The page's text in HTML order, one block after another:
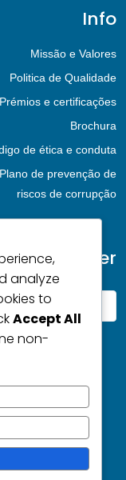
Info
Missão e Valores
Politica de Qualidade
Prémios e certificações
Brochura
de ética e conduta
Plano de prevenção de
riscos de corrupção
Newsletter
analyze
to
Accept All
non-